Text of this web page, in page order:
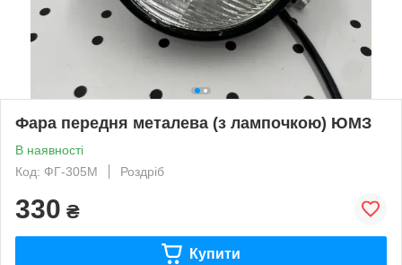
Фара передня металева (з лампочкою) ЮМЗ
В наявності
Код: ФГ-305М
Роздріб
330 ₴
Купити